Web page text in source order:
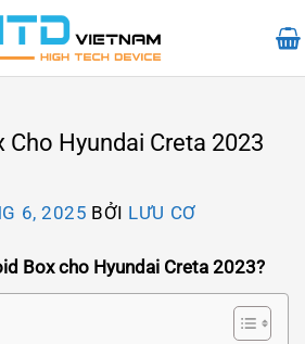
Cho Hyundai Creta 2023
6, 2025 BỞI LƯU CƠ
Box cho Hyundai Creta 2023?